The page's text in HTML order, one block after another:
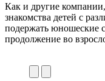
Как и другие
знакомства детей с
подержать юношеские
продолжение во